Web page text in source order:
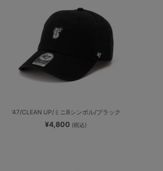
’47/CLEAN UP/ミニBシンボル/ブラック
¥4,800 (税込)